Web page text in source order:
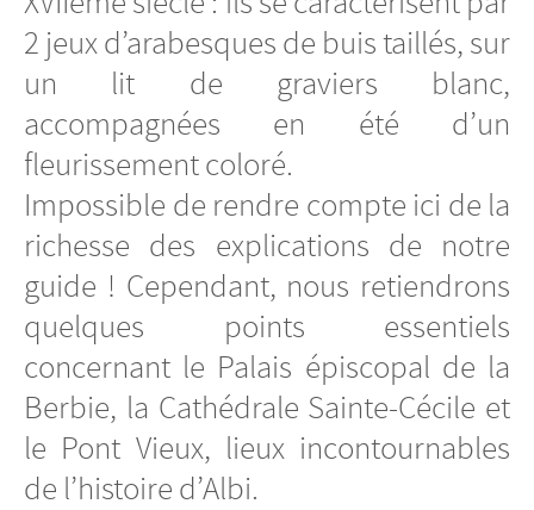
2 jeux d’arabesques de buis taillés, sur
un lit de graviers blanc,
accompagnées en été d’un
fleurissement coloré.
Impossible de rendre compte ici de la
richesse des explications de notre
guide ! Cependant, nous retiendrons
quelques points essentiels
concernant le Palais épiscopal de la
Berbie, la Cathédrale Sainte-Cécile et
le Pont Vieux, lieux incontournables
de l’histoire d’Albi.